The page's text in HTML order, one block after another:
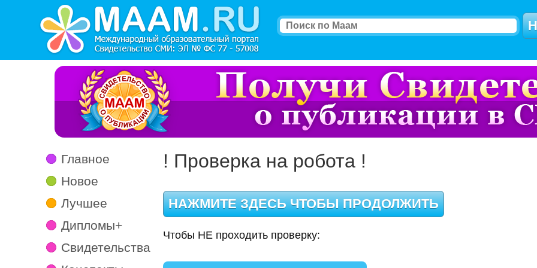
Главное
Новое
Лучшее
Дипломы+
Свидетельства
! Проверка на робота !
Чтобы НЕ проходить проверку: